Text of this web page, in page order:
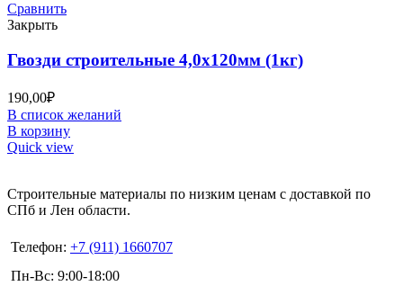
Сравнить
Закрыть
Гвозди строительные 4,0х120мм (1кг)
190,00₽
В список желаний
В корзину
Quick view
Строительные материалы по низким ценам с доставкой по
СПб и Лен области.
Телефон: +7 (911) 1660707
Пн-Вс: 9:00-18:00